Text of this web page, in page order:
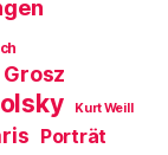
Kurt Weill
Porträt